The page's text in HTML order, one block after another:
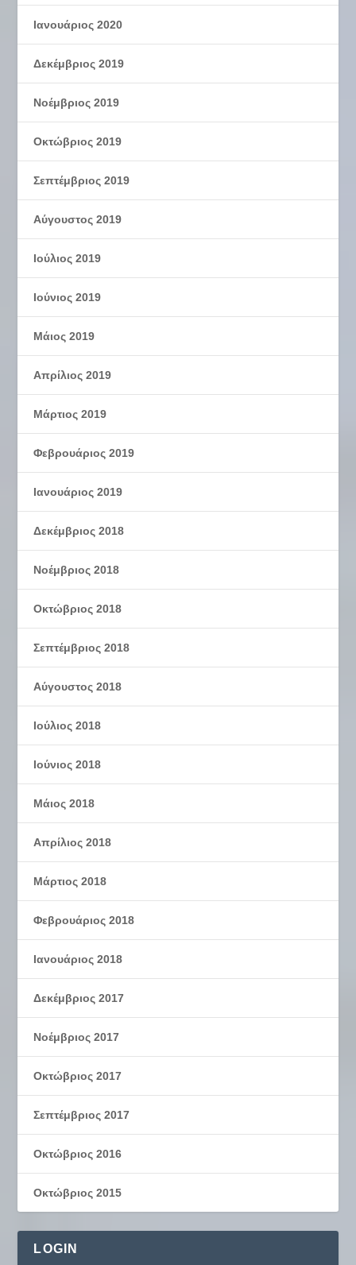
Ιανουάριος 2020
Δεκέμβριος 2019
Νοέμβριος 2019
Οκτώβριος 2019
Σεπτέμβριος 2019
Αύγουστος 2019
Ιούλιος 2019
Ιούνιος 2019
Μάιος 2019
Απρίλιος 2019
Μάρτιος 2019
Φεβρουάριος 2019
Ιανουάριος 2019
Δεκέμβριος 2018
Νοέμβριος 2018
Οκτώβριος 2018
Σεπτέμβριος 2018
Αύγουστος 2018
Ιούλιος 2018
Ιούνιος 2018
Μάιος 2018
Απρίλιος 2018
Μάρτιος 2018
Φεβρουάριος 2018
Ιανουάριος 2018
Δεκέμβριος 2017
Νοέμβριος 2017
Οκτώβριος 2017
Σεπτέμβριος 2017
Οκτώβριος 2016
Οκτώβριος 2015
LOGIN